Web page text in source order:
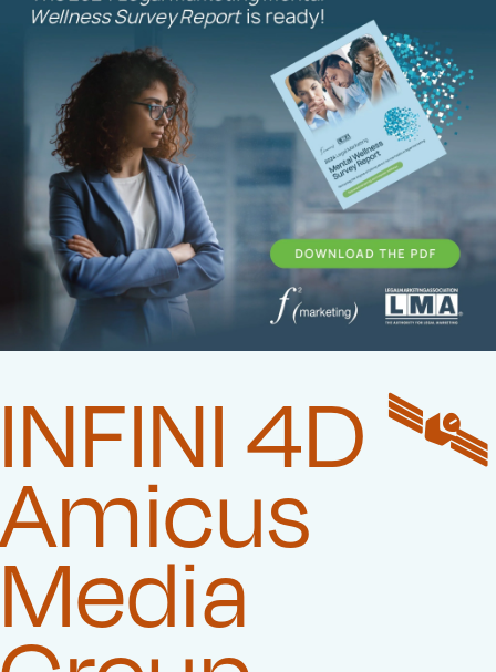
INFINI 4D 🛰️‍
Amicus
Media